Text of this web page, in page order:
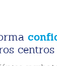
centros